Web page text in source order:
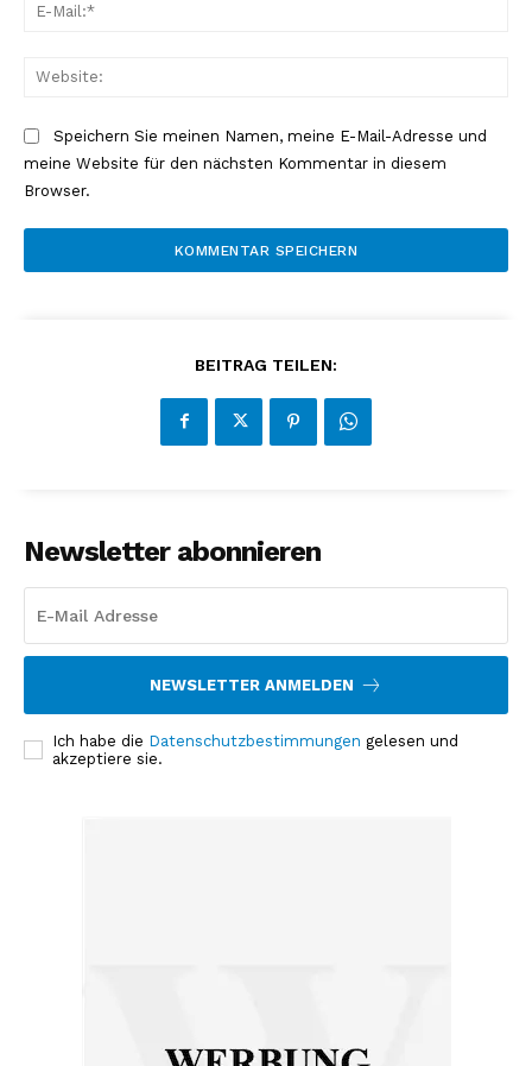
Speichern Sie meinen Namen, meine E-Mail-Adresse und
meine Website für den nächsten Kommentar in diesem
Browser.
BEITRAG TEILEN:
Newsletter abonnieren
NEWSLETTER ANMELDEN
Ich habe die Datenschutzbestimmungen gelesen und
akzeptiere sie.